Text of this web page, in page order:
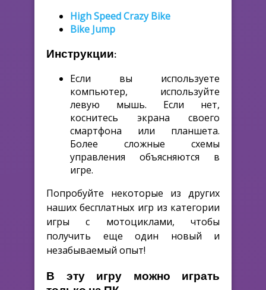
High Speed Crazy Bike
Bike Jump
Инструкции:
Если вы используете
компьютер, используйте
левую мышь. Если нет,
коснитесь экрана своего
смартфона или планшета.
Более сложные схемы
управления объясняются в
игре.
Попробуйте некоторые из других
наших бесплатных игр из категории
игры с мотоциклами, чтобы
получить еще один новый и
незабываемый опыт!
В эту игру можно играть